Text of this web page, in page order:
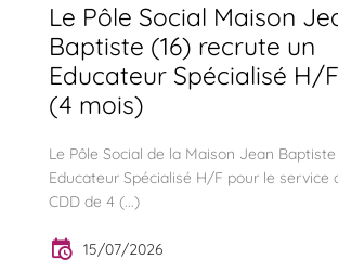
Le Pôle Social Maison
Baptiste (16) recrute un
Educateur Spécialisé H/
(4 mois)
Le Pôle Social de la Maison Jean
Educateur Spécialisé H/F pour le service
CDD de 4 (...)
15/07/2026